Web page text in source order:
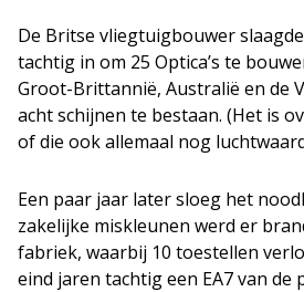
De Britse vliegtuigbouwer
tachtig in om 25 Optica’s te
Groot-Brittannië, Australië en de
acht schijnen te bestaan. (Het is
of die ook allemaal nog
Een paar jaar later sloeg het
zakelijke miskleunen werd er
fabriek, waarbij 10 toestellen
eind jaren tachtig een EA7 van